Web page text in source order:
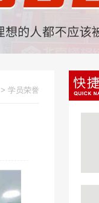
> 学员荣誉